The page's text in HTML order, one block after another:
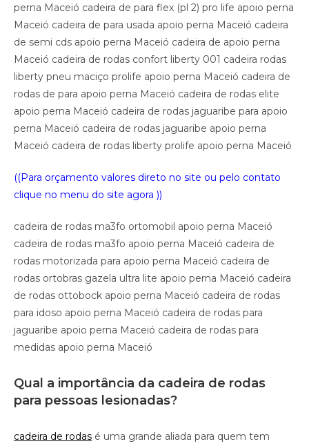
perna Maceió cadeira de para flex (pl 2) pro life apoio perna
Maceió cadeira de para usada apoio perna Maceió cadeira
de semi cds apoio perna Maceió cadeira de apoio perna
Maceió cadeira de rodas confort liberty 001 cadeira rodas
liberty pneu maciço prolife apoio perna Maceió cadeira de
rodas de para apoio perna Maceió cadeira de rodas elite
apoio perna Maceió cadeira de rodas jaguaribe para apoio
perna Maceió cadeira de rodas jaguaribe apoio perna
Maceió cadeira de rodas liberty prolife apoio perna Maceió
((Para orçamento valores direto no site ou pelo contato
clique no menu do site agora ))
cadeira de rodas ma3fo ortomobil apoio perna Maceió
cadeira de rodas ma3fo apoio perna Maceió cadeira de
rodas motorizada para apoio perna Maceió cadeira de
rodas ortobras gazela ultra lite apoio perna Maceió cadeira
de rodas ottobock apoio perna Maceió cadeira de rodas
para idoso apoio perna Maceió cadeira de rodas para
jaguaribe apoio perna Maceió cadeira de rodas para
medidas apoio perna Maceió
Qual a importância da cadeira de rodas
para pessoas lesionadas?
cadeira de rodas é uma grande aliada para quem tem